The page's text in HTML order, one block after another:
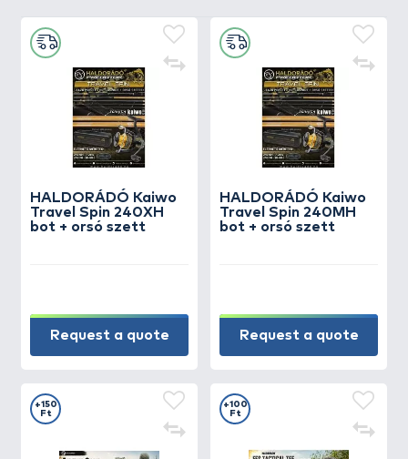
HALDORÁDÓ Kaiwo
Travel Spin 240XH
bot + orsó szett
Request a quote
HALDORÁDÓ Kaiwo
Travel Spin 240MH
bot + orsó szett
Request a quote
+150
Ft
+100
Ft